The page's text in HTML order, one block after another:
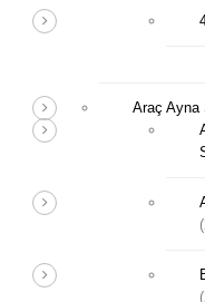
Araç Ayna